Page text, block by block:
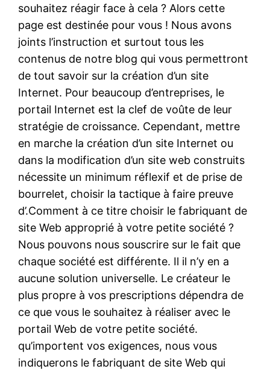
souhaitez réagir face à cela ? Alors cette
page est destinée pour vous ! Nous avons
joints l’instruction et surtout tous les
contenus de notre blog qui vous permettront
de tout savoir sur la création d’un site
Internet. Pour beaucoup d’entreprises, le
portail Internet est la clef de voûte de leur
stratégie de croissance. Cependant, mettre
en marche la création d’un site Internet ou
dans la modification d’un site web construits
nécessite un minimum réflexif et de prise de
bourrelet, choisir la tactique à faire preuve
d’.Comment à ce titre choisir le fabriquant de
site Web approprié à votre petite société ?
Nous pouvons nous souscrire sur le fait que
chaque société est différente. Il il n’y en a
aucune solution universelle. Le créateur le
plus propre à vos prescriptions dépendra de
ce que vous le souhaitez à réaliser avec le
portail Web de votre petite société.
qu’importent vos exigences, nous vous
indiquerons le fabriquant de site Web qui